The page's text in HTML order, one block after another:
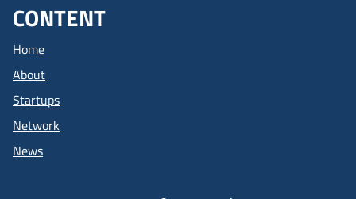
CONTENT
Home
About
Startups
Network
News